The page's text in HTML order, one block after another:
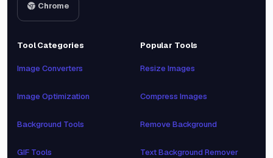
Chrome
Tool Categories
Image Converters
Image Optimization
Background Tools
GIF Tools
Popular Tools
Resize Images
Compress Images
Remove Background
Text Background Remover